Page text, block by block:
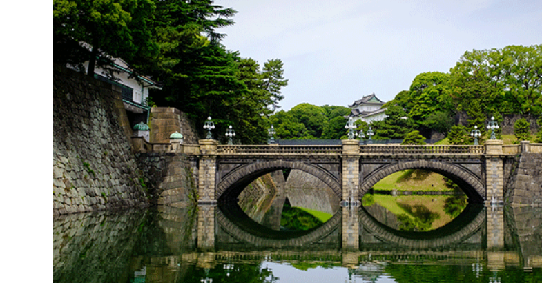
Tenshudai, nền móng của tòa tháp từng là cao nhất ở Nhật Bản.